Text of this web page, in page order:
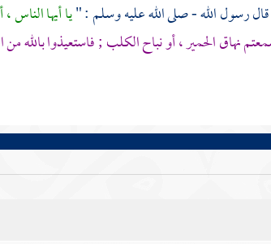
رسول الله - صلى الله عليه وسلم : "يا أيها
نهاق الحمير ، أو نباح الكلب ; فاستعيذوا بالله